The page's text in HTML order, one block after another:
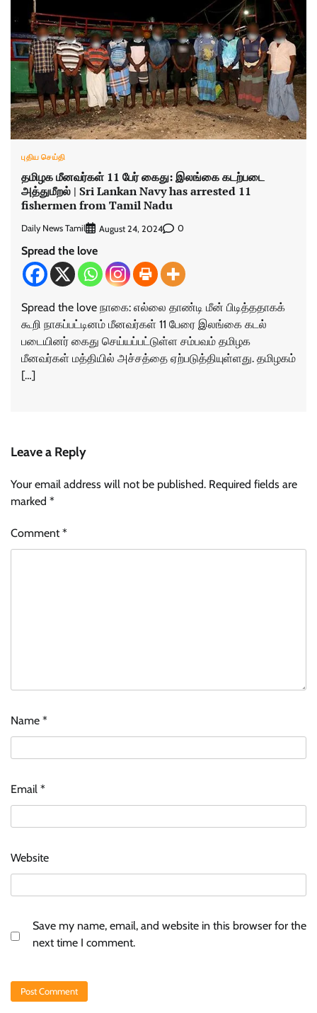
புதிய செய்தி
தமிழக மீனவர்கள் 11 பேர் கைது: இலங்கை கடற்படை
அத்துமீறல் | Sri Lankan Navy has arrested 11
fishermen from Tamil Nadu
Daily News Tamil August 24, 2024 0
Spread the love
Spread the love நாகை: எல்லை தாண்டி மீன் பிடித்ததாகக்
கூறி நாகப்பட்டினம் மீனவர்கள் 11 பேரை இலங்கை கடல்
படையினர் கைது செய்யப்பட்டுள்ள சம்பவம் தமிழக
மீனவர்கள் மத்தியில் அச்சத்தை ஏற்படுத்தியுள்ளது. தமிழகம்
[…]
Leave a Reply
Your email address will not be published. Required fields are
marked *
Comment*
Name *
Email *
Website
Save my name, email, and website in this browser for the
next time I comment.